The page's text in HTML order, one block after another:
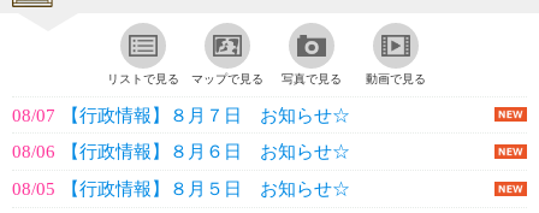
リストで見る マップで見る 写真で見る 動画で見る
08/07
【行政情報】８月７日 お知らせ☆
08/06
【行政情報】８月６日 お知らせ☆
08/05
【行政情報】８月５日 お知らせ☆